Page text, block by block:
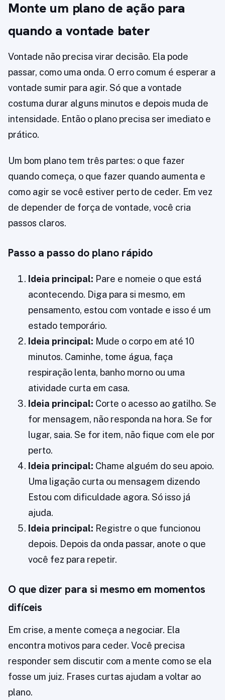
Monte um plano de ação para
quando a vontade bater
Vontade não precisa virar decisão. Ela pode
passar, como uma onda. O erro comum é esperar a
vontade sumir para agir. Só que a vontade
costuma durar alguns minutos e depois muda de
intensidade. Então o plano precisa ser imediato e
prático.
Um bom plano tem três partes: o que fazer
quando começa, o que fazer quando aumenta e
como agir se você estiver perto de ceder. Em vez
de depender de força de vontade, você cria
passos claros.
Passo a passo do plano rápido
Ideia principal: Pare e nomeie o que está
acontecendo. Diga para si mesmo, em
pensamento, estou com vontade e isso é um
estado temporário.
Ideia principal: Mude o corpo em até 10
minutos. Caminhe, tome água, faça
respiração lenta, banho morno ou uma
atividade curta em casa.
Ideia principal: Corte o acesso ao gatilho. Se
for mensagem, não responda na hora. Se for
lugar, saia. Se for item, não fique com ele por
perto.
Ideia principal: Chame alguém do seu apoio.
Uma ligação curta ou mensagem dizendo
Estou com dificuldade agora. Só isso já
ajuda.
Ideia principal: Registre o que funcionou
depois. Depois da onda passar, anote o que
você fez para repetir.
O que dizer para si mesmo em momentos
difíceis
Em crise, a mente começa a negociar. Ela
encontra motivos para ceder. Você precisa
responder sem discutir com a mente como se ela
fosse um juiz. Frases curtas ajudam a voltar ao
plano.